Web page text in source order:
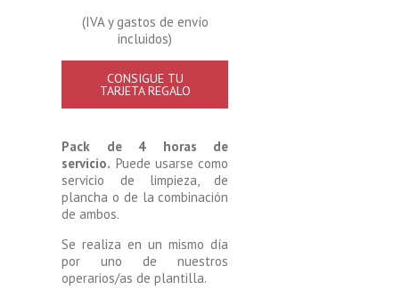
(IVA y gastos de envío
incluidos)
CONSIGUE TU
TARJETA REGALO
Pack de 4 horas de
servicio. Puede usarse como
servicio de limpieza, de
plancha o de la combinación
de ambos.
Se realiza en un mismo día
por uno de nuestros
operarios/as de plantilla.